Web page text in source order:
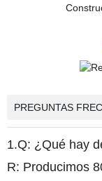
PREGUNTAS
1.Q: ¿Qué hay
R: Producimos